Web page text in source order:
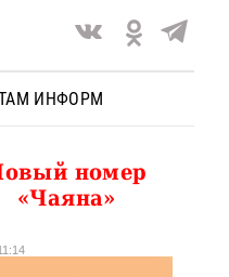
ТАМ ИНФОРМ
номер
«Чаяна»